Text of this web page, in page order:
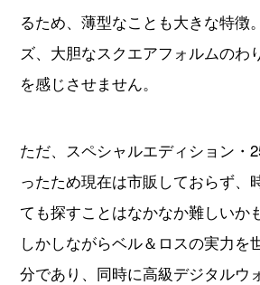
るため、薄型なことも大きな特徴
ズ、大胆なスクエアフォルムのわ
を感じさせません。
ただ、スペシャルエディション・
ったため現在は市販しておらず、
ても探すことはなかなか難しいか
しかしながらベル＆ロスの実力を
分であり、同時に高級デジタルウ